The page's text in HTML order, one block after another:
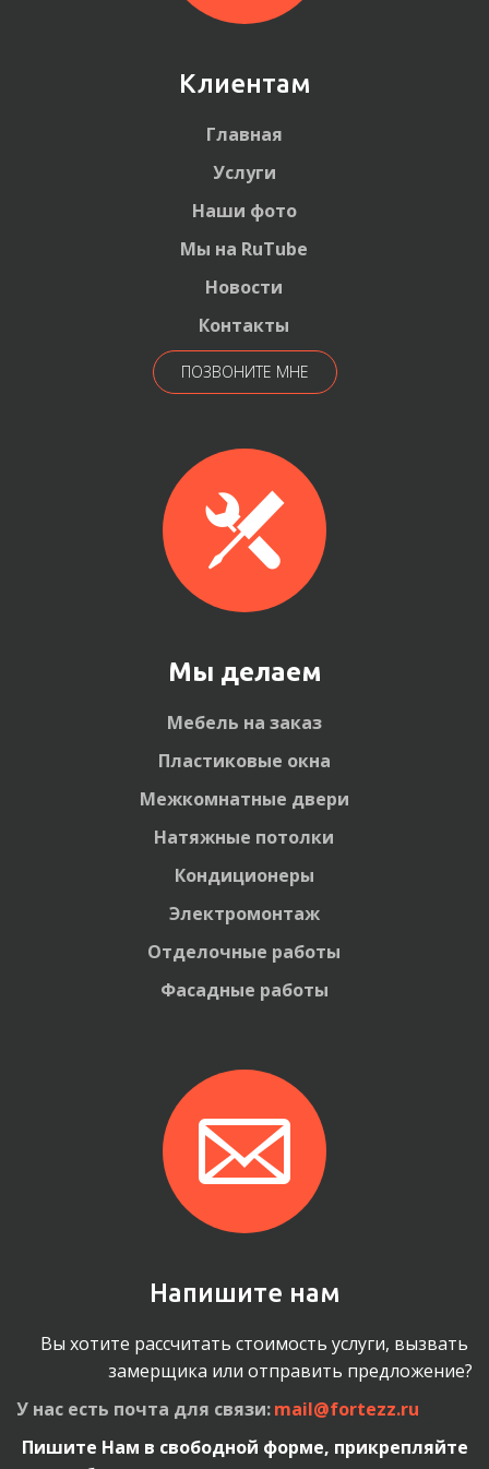
Клиентам
Главная
Услуги
Наши фото
Мы на RuTube
Новости
Контакты
ПОЗВОНИТЕ МНЕ
Мы делаем
Мебель на заказ
Пластиковые окна
Межкомнатные двери
Натяжные потолки
Кондиционеры
Электромонтаж
Отделочные работы
Фасадные работы
Напишите нам
Вы хотите рассчитать стоимость услуги, вызвать
замерщика или отправить предложение?
У нас есть почта для связи: mail@fortezz.ru
Пишите Нам в свободной форме, прикрепляйте